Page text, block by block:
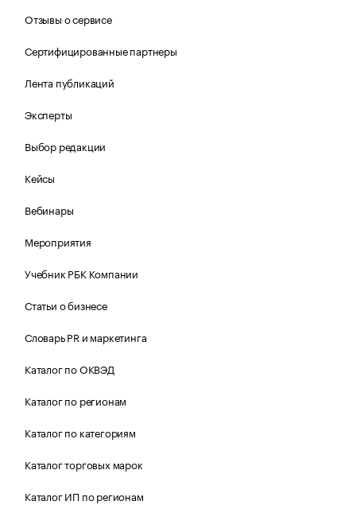
Отзывы о сервисе
Сертифицированные партнеры
Лента публикаций
Эксперты
Выбор редакции
Кейсы
Вебинары
Мероприятия
Учебник РБК Компании
Статьи о бизнесе
Словарь PR и маркетинга
Каталог по ОКВЭД
Каталог по регионам
Каталог по категориям
Каталог торговых марок
Каталог ИП по регионам